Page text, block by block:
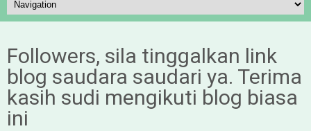
Followers, sila tinggalkan link
blog saudara saudari ya. Terima
kasih sudi mengikuti blog biasa
ini